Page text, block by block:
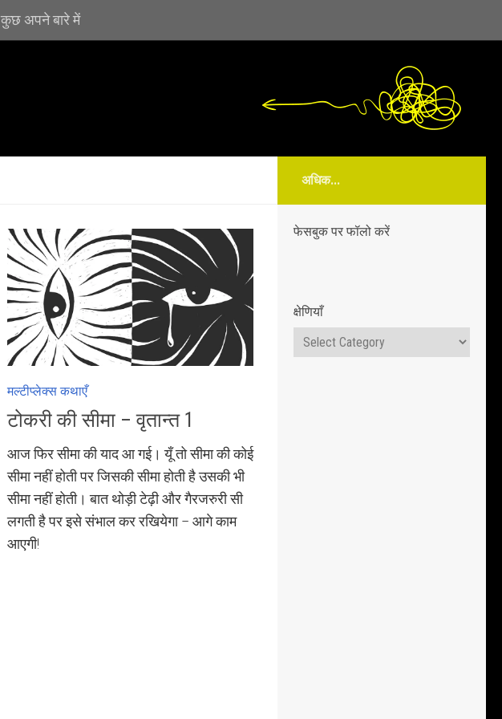
कुछ अपने बारे में
मल्टीप्लेक्स कथाएँ
टोकरी की सीमा – वृतान्त 1
आज फिर सीमा की याद आ गई। यूँ तो सीमा की कोई
सीमा नहीं होती पर जिसकी सीमा होती है उसकी भी
सीमा नहीं होती। बात थोड़ी टेढ़ी और गैरजरुरी सी
लगती है पर इसे संभाल कर रखियेगा – आगे काम
आएगी!
अधिक...
फेसबुक पर फॉलो करें
क्षेणियाँ
क्षेणियाँ